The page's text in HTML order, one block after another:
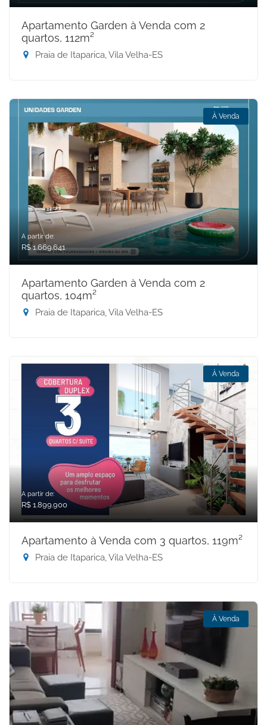
Apartamento Garden à Venda com 2
quartos, 112m²
Praia de Itaparica, Vila Velha-ES
À Venda
A partir de:
R$ 1.669.641
Apartamento Garden à Venda com 2
quartos, 104m²
Praia de Itaparica, Vila Velha-ES
À Venda
A partir de:
R$ 1.899.900
Apartamento à Venda com 3 quartos, 119m²
Praia de Itaparica, Vila Velha-ES
À Venda